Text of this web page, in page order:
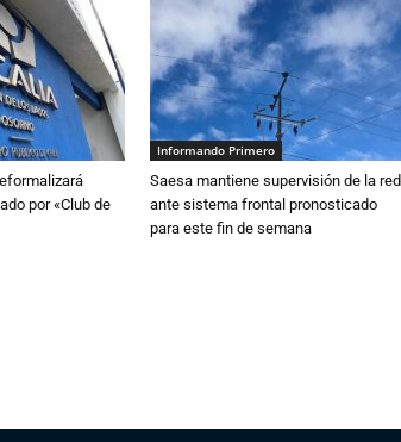
por «Club de
Informando Primero
Saesa mantiene supervisión de la red
ante sistema frontal pronosticado
para este fin de semana